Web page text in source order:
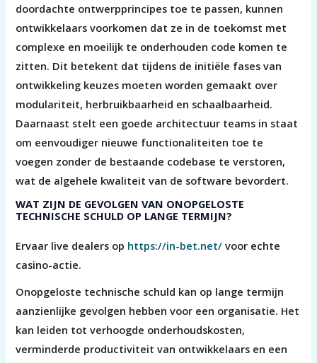
doordachte ontwerpprincipes toe te passen, kunnen
ontwikkelaars voorkomen dat ze in de toekomst met
complexe en moeilijk te onderhouden code komen te
zitten. Dit betekent dat tijdens de initiële fases van
ontwikkeling keuzes moeten worden gemaakt over
modulariteit, herbruikbaarheid en schaalbaarheid.
Daarnaast stelt een goede architectuur teams in staat
om eenvoudiger nieuwe functionaliteiten toe te
voegen zonder de bestaande codebase te verstoren,
wat de algehele kwaliteit van de software bevordert.
WAT ZIJN DE GEVOLGEN VAN ONOPGELOSTE
TECHNISCHE SCHULD OP LANGE TERMIJN?
Ervaar live dealers op https://in-bet.net/ voor echte
casino-actie.
Onopgeloste technische schuld kan op lange termijn
aanzienlijke gevolgen hebben voor een organisatie. Het
kan leiden tot verhoogde onderhoudskosten,
verminderde productiviteit van ontwikkelaars en een